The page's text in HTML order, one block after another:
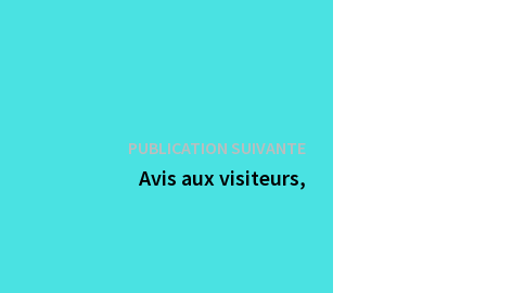
PUBLICATION SUIVANTEPublication
Avis aux visiteurs,